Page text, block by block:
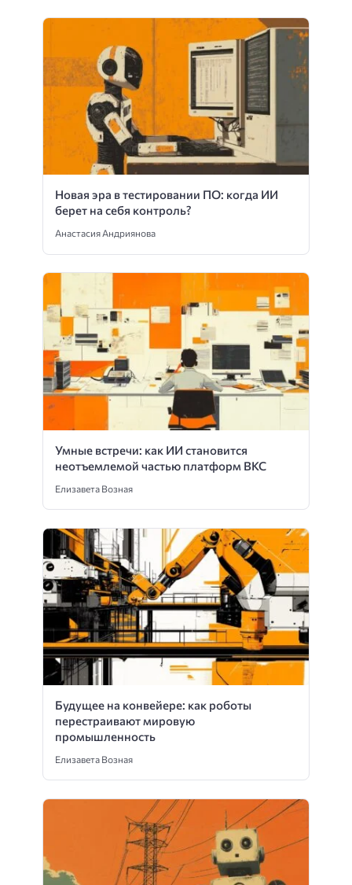
Новая эра в тестировании ПО: когда ИИ
берет на себя контроль?
Анастасия Андриянова
Умные встречи: как ИИ становится
неотъемлемой частью платформ ВКС
Елизавета Возная
Будущее на конвейере: как роботы
перестраивают мировую
промышленность
Елизавета Возная